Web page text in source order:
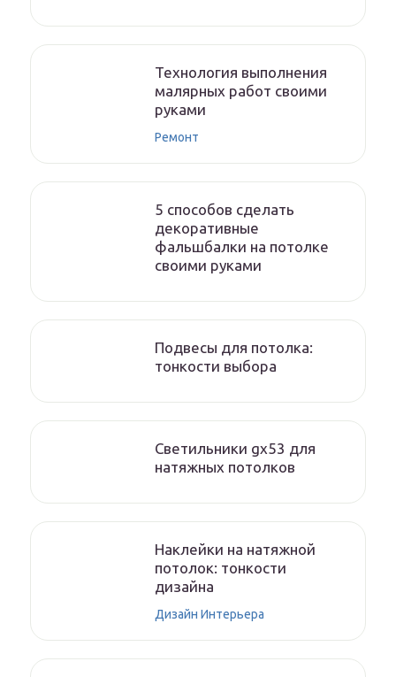
Технология выполнения
малярных работ своими
руками
Ремонт
5 способов сделать
декоративные
фальшбалки на потолке
своими руками
Подвесы для потолка:
тонкости выбора
Светильники gx53 для
натяжных потолков
Наклейки на натяжной
потолок: тонкости
дизайна
Дизайн Интерьера